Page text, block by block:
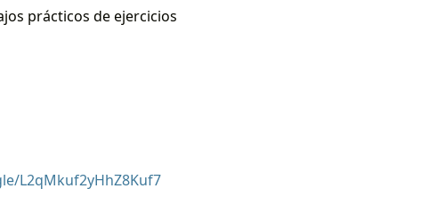
prácticos de ejercicios
L2qMkuf2yHhZ8Kuf7